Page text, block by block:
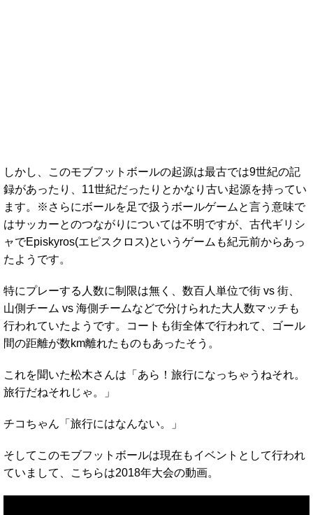
しかし、このモブフットボールの起源は最古では9世紀の記
録があったり、11世紀だったりとかなり古い起源を持ってい
ます。※さらにボールを足で扱うボールゲームと言う意味で
はサッカーとのつながりについては不明ですが、古代ギリシ
ャでEpiskyros(エピスクロス)というゲームも紀元前からあっ
たようです。
特にプレーする人数に制限は無く、数百人単位で街 vs 街、
山側チーム vs 海側チームなどで分けられた大人数マッチも
行われていたようです。コートも街全体で行われて、ゴール
間の距離が数km離れたものもあったそう。
これを聞いた松木さんは「あら！旅行になっちゃうねそれ。
旅行だねそれじゃ。」
チコちゃん「旅行にはなんない。」
そしてこのモブフットボールは現在もイベントとして行われ
ていまして、こちらは2018年大会の動画。